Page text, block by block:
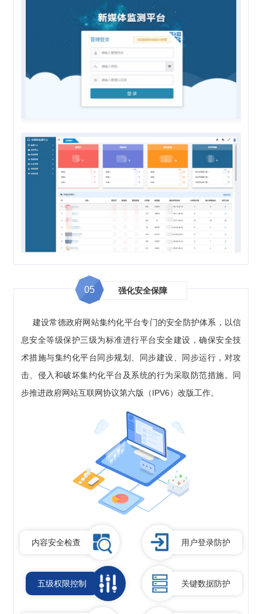
05 强化安全保障
建设常德政府网站集约化平台专门的安全防护体系，以信
息安全等级保护三级为标准进行平台安全建设，确保安全技
术措施与集约化平台同步规划、同步建设、同步运行，对攻
击、侵入和破坏集约化平台及系统的行为采取防范措施。同
步推进政府网站互联网协议第六版（IPV6）改版工作。
内容安全检查 用户登录防护
五级权限控制 关键数据防护